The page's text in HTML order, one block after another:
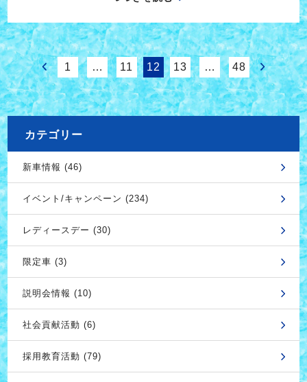
1 … 11 12 13 … 48
カテゴリー
新車情報 (46)
イベント/キャンペーン (234)
レディースデー (30)
限定車 (3)
説明会情報 (10)
社会貢献活動 (6)
採用教育活動 (79)